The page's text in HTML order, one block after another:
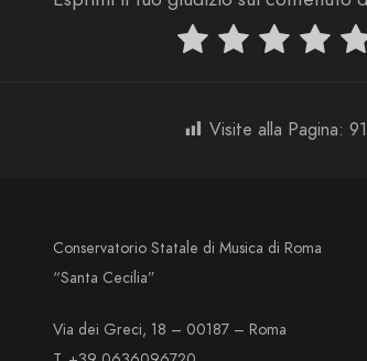
Visite alla Pagina: 91
Conservatorio Statale di Musica di Roma
“Santa Cecilia”
Via dei Greci, 18 – 00187 – Roma